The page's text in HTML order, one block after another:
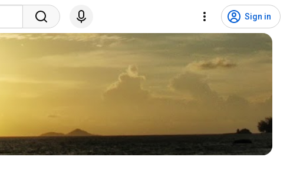
Sign in